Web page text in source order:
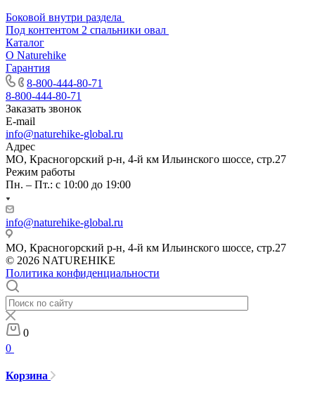
Боковой внутри раздела
Под контентом 2 спальники овал
Каталог
О Naturehike
Гарантия
8-800-444-80-71
8-800-444-80-71
Заказать звонок
E-mail
info@naturehike-global.ru
Адрес
МО, Красногорский р-н, 4-й км Ильинского шоссе, стр.27
Режим работы
Пн. – Пт.: с 10:00 до 19:00
info@naturehike-global.ru
МО, Красногорский р-н, 4-й км Ильинского шоссе, стр.27
© 2026 NATUREHIKE
Политика конфиденциальности
0
0
Корзина